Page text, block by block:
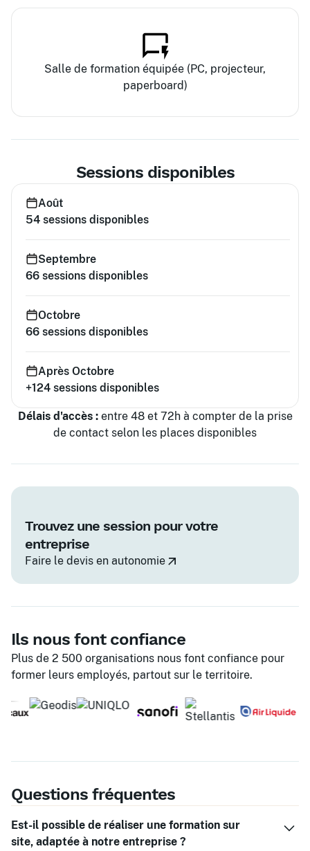
Salle de formation équipée (PC, projecteur,
paperboard)
Sessions disponibles
Août
54 sessions disponibles
Septembre
66 sessions disponibles
Octobre
66 sessions disponibles
Après Octobre
+124 sessions disponibles
Délais d'accès :entre 48 et 72h à compter de la prise
de contact selon les places disponibles
Trouvez une session pour votre
entreprise
Faire le devis en autonomie
Ils nous font confiance
Plus de 2 500 organisations nous font confiance pour
former leurs employés, partout sur le territoire.
Questions fréquentes
Est-il possible de réaliser une formation sur
site, adaptée à notre entreprise ?